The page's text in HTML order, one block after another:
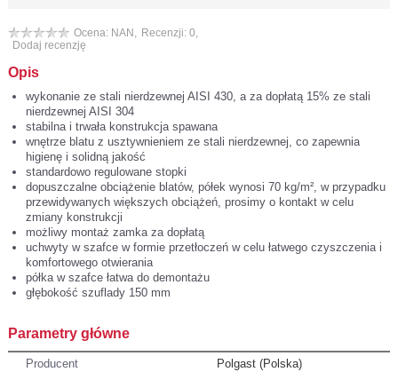
Ocena: NAN, Recenzji: 0,
Dodaj recenzję
Opis
wykonanie ze stali nierdzewnej AISI 430, a za dopłatą 15% ze stali
nierdzewnej AISI 304
stabilna i trwała konstrukcja spawana
wnętrze blatu z usztywnieniem ze stali nierdzewnej, co zapewnia
higienę i solidną jakość
standardowo regulowane stopki
dopuszczalne obciążenie blatów, półek wynosi 70 kg/m², w przypadku
przewidywanych większych obciążeń, prosimy o kontakt w celu
zmiany konstrukcji
możliwy montaż zamka za dopłatą
uchwyty w szafce w formie przetłoczeń w celu łatwego czyszczenia i
komfortowego otwierania
półka w szafce łatwa do demontażu
głębokość szuflady 150 mm
Parametry główne
Producent
Polgast (Polska)